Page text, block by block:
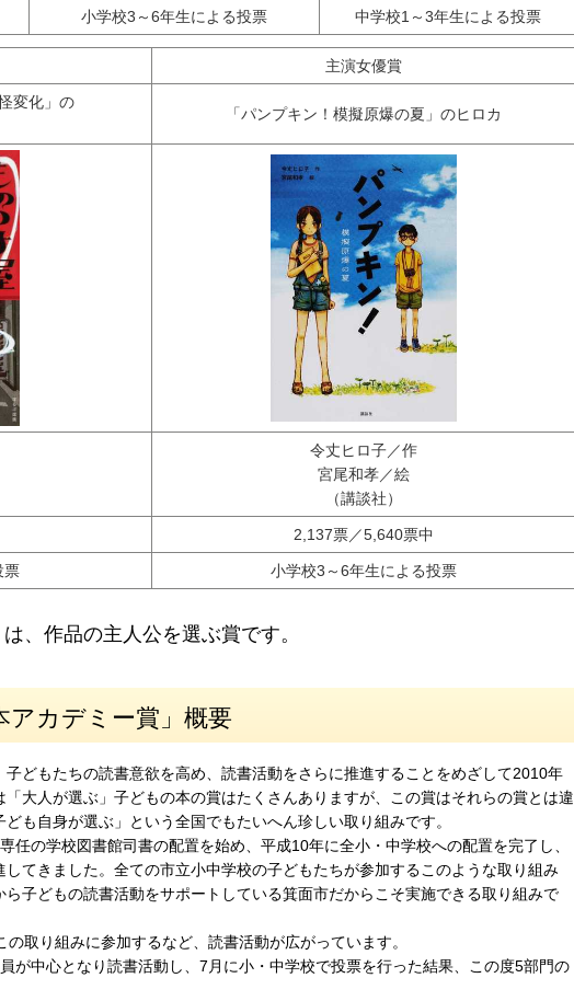
小学校3～6年生による投票 中学校1～3年生による投票
主演女優賞
変化」の
「パンプキン！模擬原爆の夏」のヒロカ
令丈ヒロ子／作
宮尾和孝／絵
（講談社）
2,137票／5,640票中
票 小学校3～6年生による投票
、作品の主人公を選ぶ賞です。
アカデミー賞」概要
子どもたちの読書意欲を高め、読書活動をさらに推進することをめざして2010年
大人が選ぶ」子どもの本の賞はたくさんありますが、この賞はそれらの賞とは違
も自身が選ぶ」という全国でもたいへん珍しい取り組みです。
任の学校図書館司書の配置を始め、平成10年に全小・中学校への配置を完了し、
てきました。全ての市立小中学校の子どもたちが参加するこのような取り組み
子どもの読書活動をサポートしている箕面市だからこそ実施できる取り組みで
取り組みに参加するなど、読書活動が広がっています。
が中心となり読書活動し、7月に小・中学校で投票を行った結果、この度5部門の